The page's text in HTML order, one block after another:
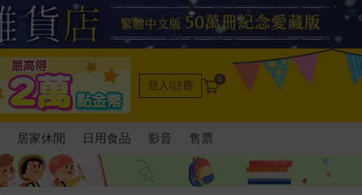
登入/註冊 0
居家休閒 日用食品 影音 售票